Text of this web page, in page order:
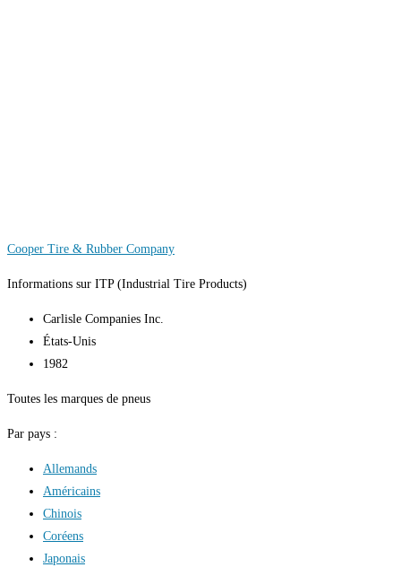
Cooper Tire & Rubber Company
Informations sur ITP (Industrial Tire Products)
Carlisle Companies Inc.
États-Unis
1982
Toutes les marques de pneus
Par pays :
Allemands
Américains
Chinois
Coréens
Japonais